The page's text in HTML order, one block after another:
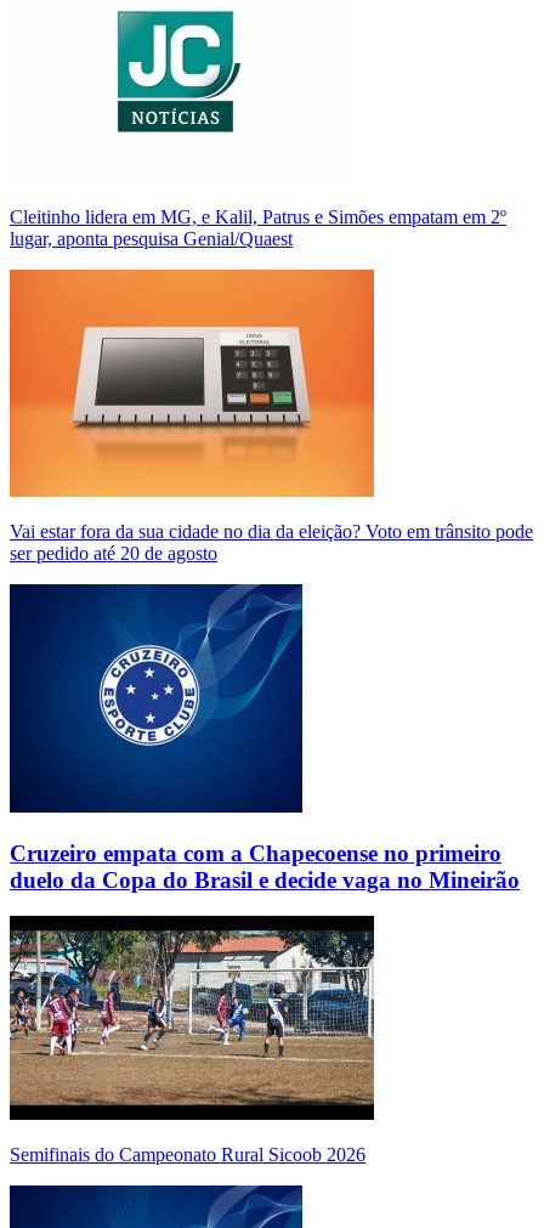
Cleitinho lidera em MG, e Kalil, Patrus e Simões empatam em 2º
lugar, aponta pesquisa Genial/Quaest
Vai estar fora da sua cidade no dia da eleição? Voto em trânsito pode
ser pedido até 20 de agosto
Cruzeiro empata com a Chapecoense no primeiro
duelo da Copa do Brasil e decide vaga no Mineirão
Semifinais do Campeonato Rural Sicoob 2026